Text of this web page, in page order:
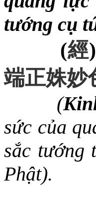
tướng cụ
(經)
端正姝妙
(
sức của
sắc tướng
Phật).